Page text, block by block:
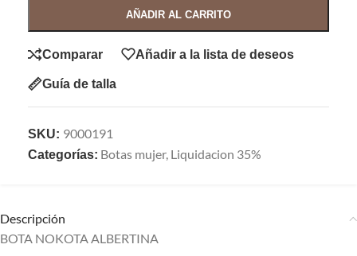
AÑADIR AL CARRITO
Comparar Añadir a la lista de deseos
Guía de talla
SKU: 9000191
Categorías: Botas mujer, Liquidacion 35%
Descripción
BOTA NOKOTA ALBERTINA